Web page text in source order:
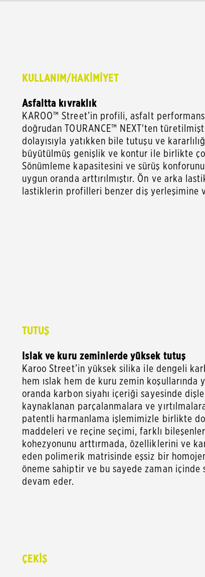
KULLANIM/HAKİMİYET
Asfaltta kıvraklık
KAROO™ Street’in profili, asfalt
doğrudan TOURANCE™ NEXT'ten
dolayısıyla yatıkken bile tutuşu ve
büyütülmüş genişlik ve kontur ile birlikte
Sönümleme kapasitesini ve sürüş
uygun oranda arttırılmıştır. Ön ve arka
lastiklerin profilleri benzer diş yerleşimine
TUTUŞ
Islak ve kuru zeminlerde yüksek tutuş
Karoo Street’in yüksek silika ile dengeli
hem ıslak hem de kuru zemin
oranda karbon siyahı içeriği sayesinde
kaynaklanan parçalanmalara ve
patentli harmanlama işlemimizle birlikte
maddeleri ve reçine seçimi, farklı
kohezyonunu arttırmada, özelliklerini ve
eden polimerik matrisinde eşsiz bir
öneme sahiptir ve bu sayede zaman
devam eder.
ÇEKİŞ